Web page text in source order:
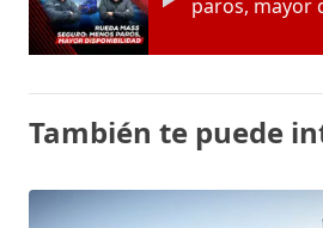
paros, mayor
También te puede